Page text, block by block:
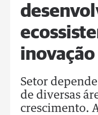
inovação
Setor
de diversas
crescimento.